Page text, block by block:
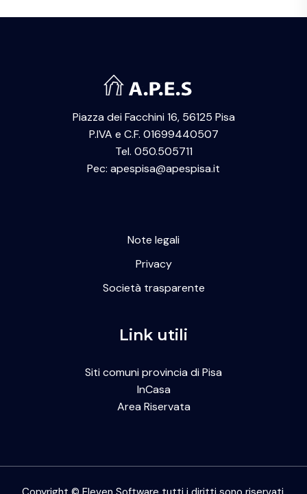
Piazza dei Facchini 16, 56125 Pisa
P.IVA e C.F. 01699440507
Tel. 050.505711
Pec: apespisa@apespisa.it
Note legali
Privacy
Società trasparente
Link utili
Siti comuni provincia di Pisa
InCasa
Area Riservata